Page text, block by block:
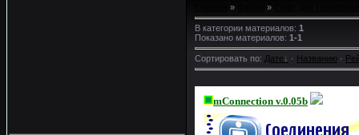
» »
В категории материалов: 1
Показано материалов: 1-1
Сортировать по: Дате · Названию ·
mConnection v.0.05b